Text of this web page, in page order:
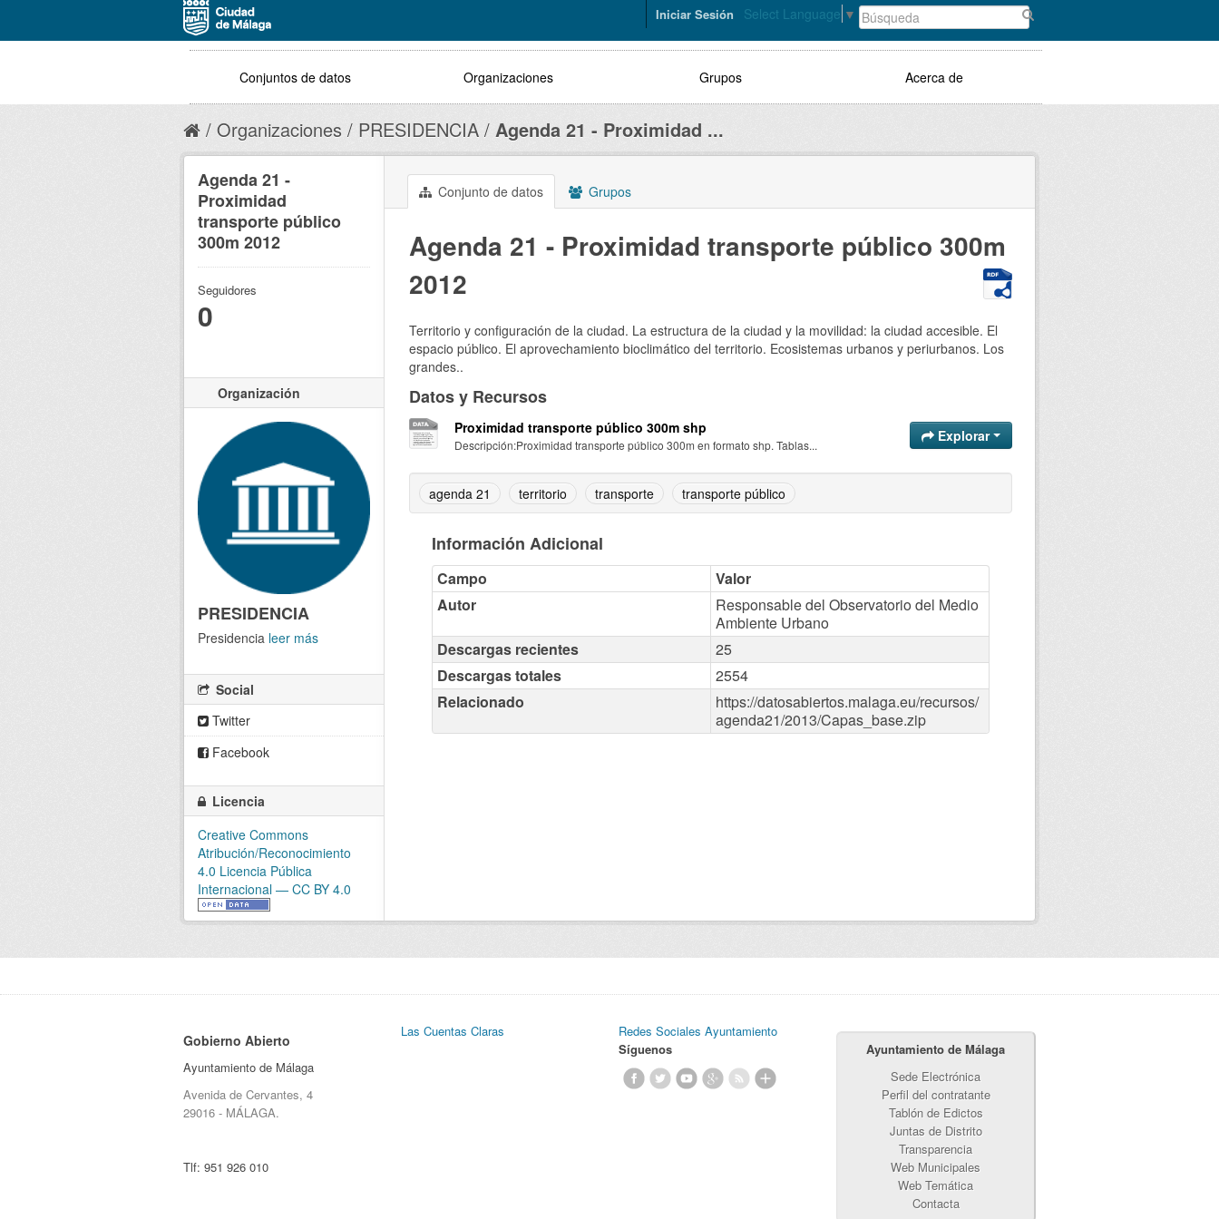
Select Language ▼
Iniciar Sesión
Conjuntos de datos Organizaciones Grupos Acerca de
Organizaciones PRESIDENCIA Agenda 21 - Proximidad ...
Conjunto de datos Grupos
Agenda 21 - Proximidad transporte público 300m
2012
Territorio y configuración de la ciudad. La estructura de la ciudad y la movilidad: la ciudad accesible. El
espacio público. El aprovechamiento bioclimático del territorio. Ecosistemas urbanos y periurbanos. Los
grandes..
Datos y Recursos
Proximidad transporte público 300m shp
Descripción:Proximidad transporte público 300m en formato shp. Tablas...
Explorar
agenda 21 territorio transporte transporte público
Información Adicional
Campo
Valor
Autor
Responsable del Observatorio del Medio
Ambiente Urbano
Descargas recientes
25
Descargas totales
2554
Relacionado
https://datosabiertos.malaga.eu/recursos/
agenda21/2013/Capas_base.zip
Agenda 21 -
Proximidad
transporte público
300m 2012
Seguidores
0
Organización
PRESIDENCIA
Presidencia leer más
Social
Twitter
Facebook
Licencia
Creative Commons
Atribución/Reconocimiento
4.0 Licencia Pública
Internacional — CC BY 4.0
Gobierno Abierto
Ayuntamiento de Málaga
Avenida de Cervantes, 4
29016 - MÁLAGA.
Tlf: 951 926 010
Las Cuentas Claras
Redes Sociales Ayuntamiento
Síguenos
Ayuntamiento de Málaga
Sede Electrónica
Perfil del contratante
Tablón de Edictos
Juntas de Distrito
Transparencia
Web Municipales
Web Temática
Contacta